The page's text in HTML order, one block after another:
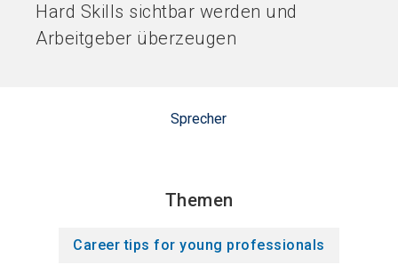
Hard Skills sichtbar werden und
Arbeitgeber überzeugen
Sprecher
Themen
Career tips for young professionals